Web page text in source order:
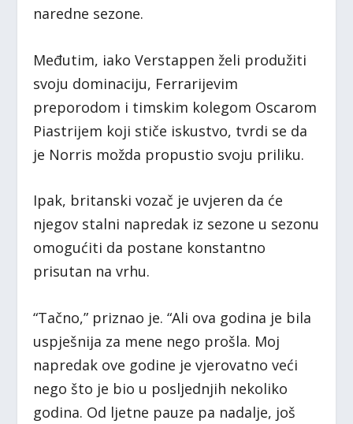
naredne sezone.
Međutim, iako Verstappen želi produžiti
svoju dominaciju, Ferrarijevim
preporodom i timskim kolegom Oscarom
Piastrijem koji stiče iskustvo, tvrdi se da
je Norris možda propustio svoju priliku.
Ipak, britanski vozač je uvjeren da će
njegov stalni napredak iz sezone u sezonu
omogućiti da postane konstantno
prisutan na vrhu.
“Tačno,” priznao je. “Ali ova godina je bila
uspješnija za mene nego prošla. Moj
napredak ove godine je vjerovatno veći
nego što je bio u posljednjih nekoliko
godina. Od ljetne pauze pa nadalje, još